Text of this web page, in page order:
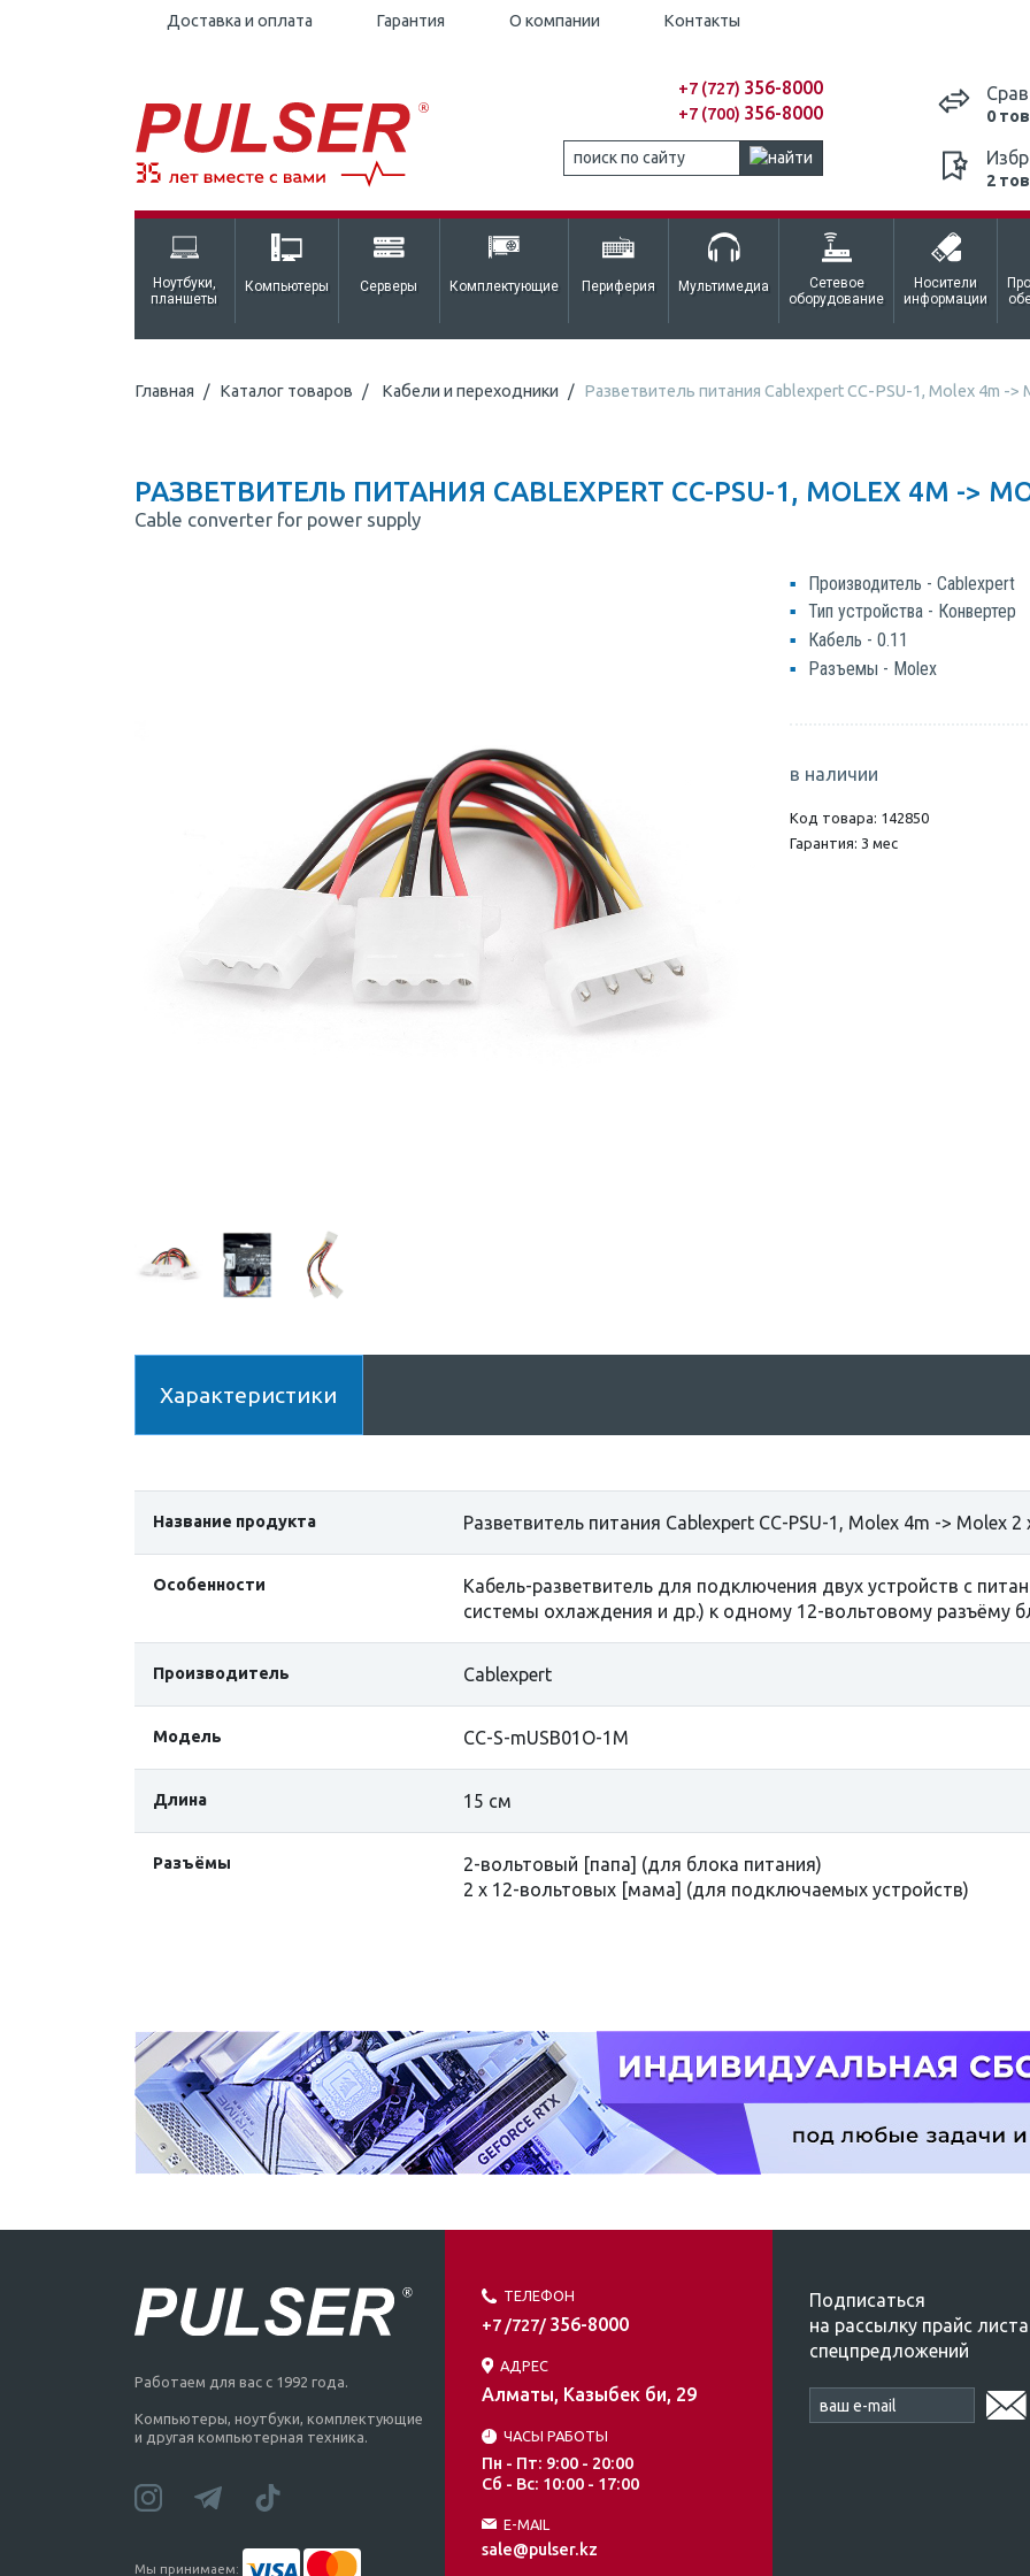
Доставка и оплата Гарантия О компании Контакты
+7 (727) 356-8000
+7 (700) 356-8000 0
2
Ноутбуки,
планшеты
Компьютеры Серверы Комплектующие Периферия Мультимедиа
Сетевое
оборудование
Носители
информации
Главная Каталог товаров Кабели и переходники Разветвитель питания Cablexpert CC-PSU-1, Molex 4m ->
РАЗВЕТВИТЕЛЬ ПИТАНИЯ CABLEXPERT CC-PSU-1, MOLEX 4M ->
Cable converter for power supply
Производитель - Cablexpert
Тип устройства - Конвертер
Кабель - 0.11
Разъемы - Molex
в наличии
Код товара: 142850
Гарантия: 3 мес
Характеристики
Название продукта Разветвитель питания Cablexpert CC-PSU-1, Molex 4m -> Molex 2
Особенности
Кабель-разветвитель для подключения двух устройств с
системы охлаждения и др.) к одному 12-вольтовому разъёму
Производитель Cablexpert
Модель CC-S-mUSB01O-1M
Длина 15 см
Разъёмы
2-вольтовый [папа] (для блока питания)
2 х 12-вольтовых [мама] (для подключаемых устройств)
Работаем для вас с 1992 года.
Компьютеры, ноутбуки, комплектующие
и другая компьютерная техника.
Мы принимаем:
ТЕЛЕФОН
+7 /727/ 356-8000
АДРЕС
Алматы, Казыбек би, 29
ЧАСЫ РАБОТЫ
Пн - Пт: 9:00 - 20:00
Сб - Вс: 10:00 - 17:00
E-MAIL
sale@pulser.kz
Подписаться
на рассылку прайс
спецпредложений